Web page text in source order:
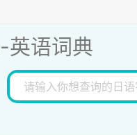
-英语词典